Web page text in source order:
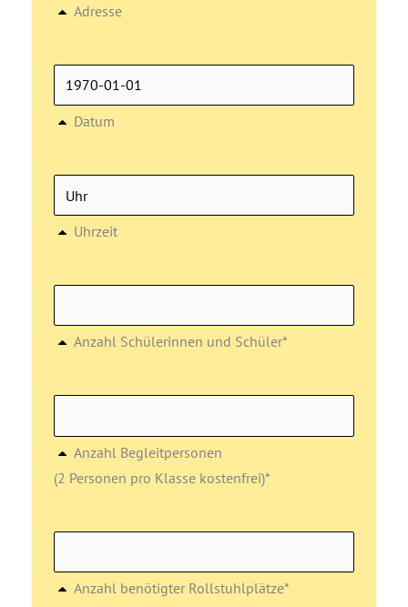
Adresse
Datum
Uhrzeit
Anzahl Schülerinnen und Schüler*
Anzahl Begleitpersonen
(2 Personen pro Klasse kostenfrei)*
Anzahl benötigter Rollstuhlplätze*